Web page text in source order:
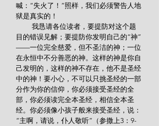
喊：“失火了！”照样，我们必须警告人地
狱是真实的！
目的错误见解；要提防你发明自己的“神”
——一位完全慈爱，但不圣洁的神；一位
在永恒中不分善恶的神。这样的神是你自
己发明的，这样的神不存在，他不是圣经
中的神！要小心，不可以只挑圣经的一部
分作为你的信仰，你必须接受圣经的全
部，你必须读完全本圣经，相信全本圣
经。你必须像小孩子般来接受圣经，说：
“主啊，请说，仆人敬听”（参撒上3：9-